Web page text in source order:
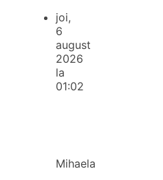
joi,
6
august
2026
la
01:02
Mihaela